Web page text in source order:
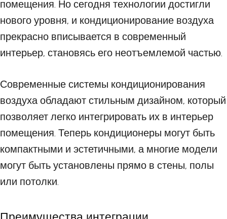
помещения. Но сегодня технологии достигли
нового уровня, и кондиционирование воздуха
прекрасно вписывается в современный
интерьер, становясь его неотъемлемой частью.
Современные системы кондиционирования
воздуха обладают стильным дизайном, который
позволяет легко интегрировать их в интерьер
помещения. Теперь кондиционеры могут быть
компактными и эстетичными, а многие модели
могут быть установлены прямо в стены, полы
или потолки.